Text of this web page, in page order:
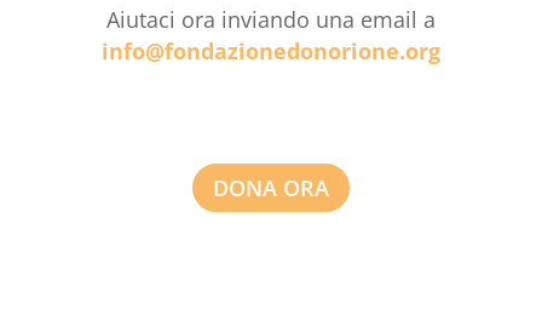
Aiutaci ora inviando una email a
info@fondazionedonorione.org
DONA ORA